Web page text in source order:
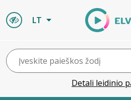
LT
Detali leidinio